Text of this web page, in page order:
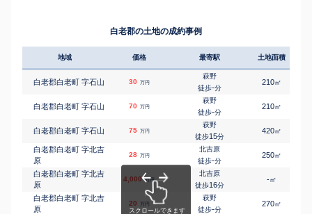
竹浦
徒歩15分
白老郡白老町 字萩野 150 万円
萩野
徒歩-分
230㎡ 115
萩野
11分
萩野
21分
白老
徒歩17分
白老郡の土地の成約事例
地域 価格 最寄駅 土地面積
白老郡白老町 字石山 30 万円
萩野
徒歩-分
210㎡
白老郡白老町 字石山 70 万円
萩野
徒歩-分
210㎡
白老郡白老町 字石山 75 万円
萩野
徒歩15分
420㎡
白老郡白老町 字北吉
原
28 万円
北吉原
徒歩-分
250㎡
白老郡白老町 字北吉
原
4,000 万円
北吉原
徒歩16分
-㎡
白老郡白老町 字北吉
原
20 万円
萩野
徒歩-分
270㎡